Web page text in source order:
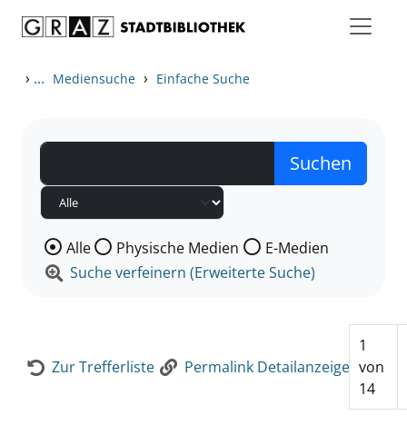
› ... Mediensuche › Einfache Suche
Wählen Sie die Medienart nach der Sie suchen wollen.
Alle Physische Medien
E-Medien
Suche verfeinern (Erweiterte Suche)
Zur Trefferliste Permalink Detailanzeige
1
von
14